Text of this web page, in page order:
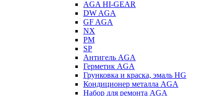
AGA HI-GEAR
DW AGA
GF AGA
NX
PM
SP
Антигель AGA
Герметик AGA
Грунковка и краска, эмаль HG
Кондиционер металла AGA
Набор для ремонта AGA